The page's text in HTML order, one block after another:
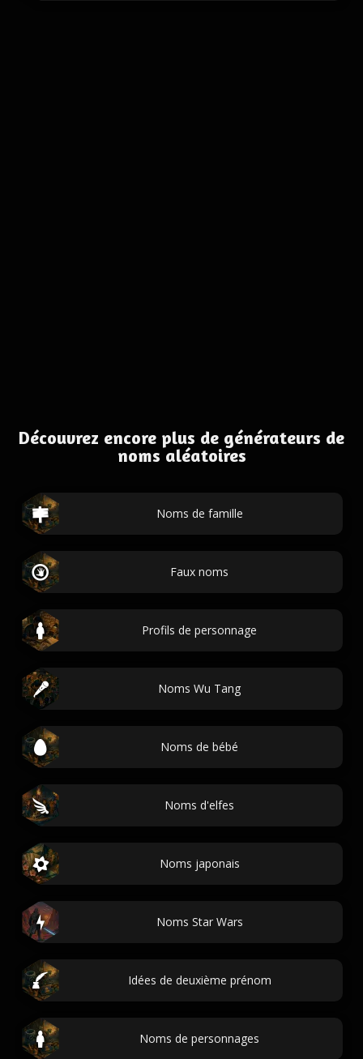
Découvrez encore plus de générateurs de
noms aléatoires
Noms de famille
Faux noms
Profils de personnage
Noms Wu Tang
Noms de bébé
Noms d'elfes
Noms japonais
Noms Star Wars
Idées de deuxième prénom
Noms de personnages